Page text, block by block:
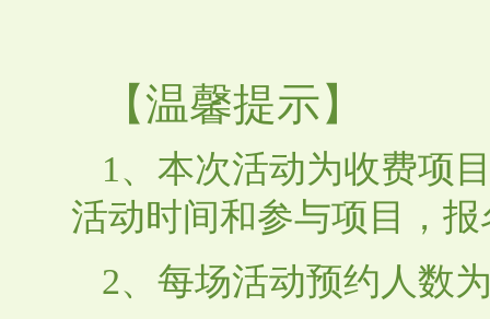
【温馨提示】
1、本次活动为收费项
活动时间和参与项目，
2、每场活动预约人数